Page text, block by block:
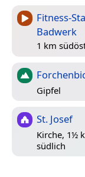
Fitness-
Badwerk
1 km
Gipfel
St. Josef
Kirche, 1½
südlich